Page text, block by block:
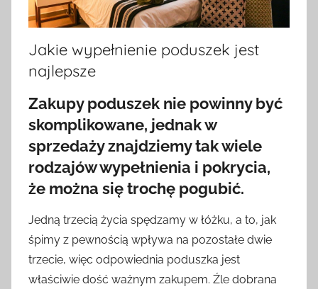
Jakie wypełnienie poduszek jest
najlepsze
Zakupy poduszek nie powinny być
skomplikowane, jednak w
sprzedaży znajdziemy tak wiele
rodzajów wypełnienia i pokrycia,
że można się trochę pogubić.
Jedną trzecią życia spędzamy w łóżku, a to, jak
śpimy z pewnością wpływa na pozostałe dwie
trzecie, więc odpowiednia poduszka jest
właściwie dość ważnym zakupem. Źle dobrana